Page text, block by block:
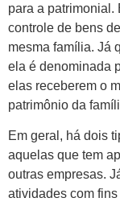
para a patrimonial.
controle de bens
mesma família. Já
ela é denominada
elas receberem o
patrimônio da
Em geral, há dois
aquelas que tem
outras empresas.
atividades com